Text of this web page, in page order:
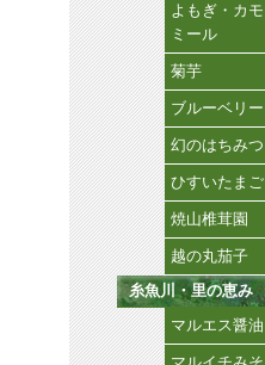
よもぎ・カモ
ミール
菊芋
ブルーベリー
幻のはちみつ
ひすいたまご
焼山椎茸園
越の丸茄子
糸魚川・里の恵み
マルエス醤油